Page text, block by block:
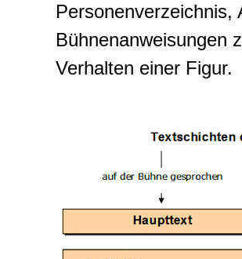
Personenverzeichnis,
Bühnenanweisungen
Verhalten einer Figur.